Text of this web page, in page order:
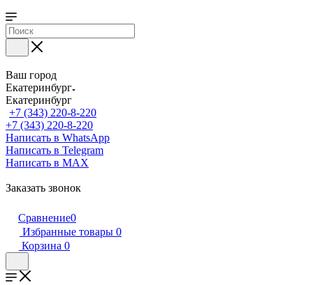
Ваш город
Екатеринбург
Екатеринбург
+7 (343) 220-8-220
+7 (343) 220-8-220
Написать в WhatsApp
Написать в Telegram
Написать в MAX
Заказать звонок
Сравнение0
Избранные товары 0
Корзина 0